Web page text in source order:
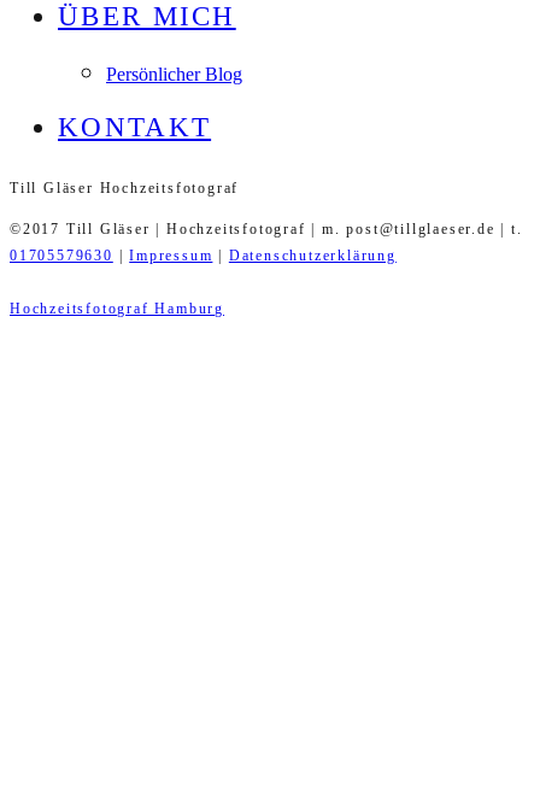
ÜBER MICH
Persönlicher Blog
KONTAKT
Till Gläser Hochzeitsfotograf
©2017 Till Gläser | Hochzeitsfotograf | m. post@tillglaeser.de | t.
01705579630
|Impressum Datenschutzerklärung
Hochzeitsfotograf Hamburg